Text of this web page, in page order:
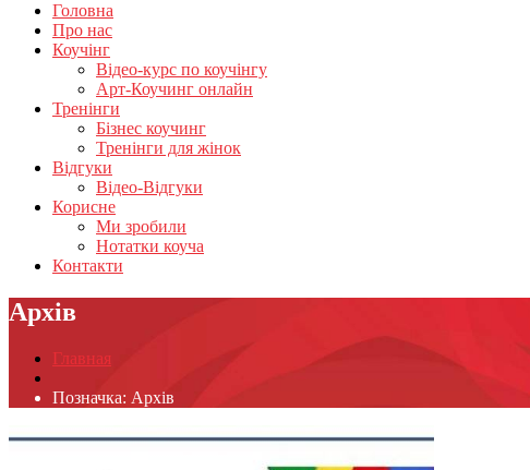
Головна
Про нас
Коучінг
Відео-курс по коучінгу
Арт-Коучинг онлайн
Тренінги
Бізнес коучинг
Тренінги для жінок
Відгуки
Відео-Відгуки
Корисне
Ми зробили
Нотатки коуча
Контакти
Архів
Главная
Позначка: Архів